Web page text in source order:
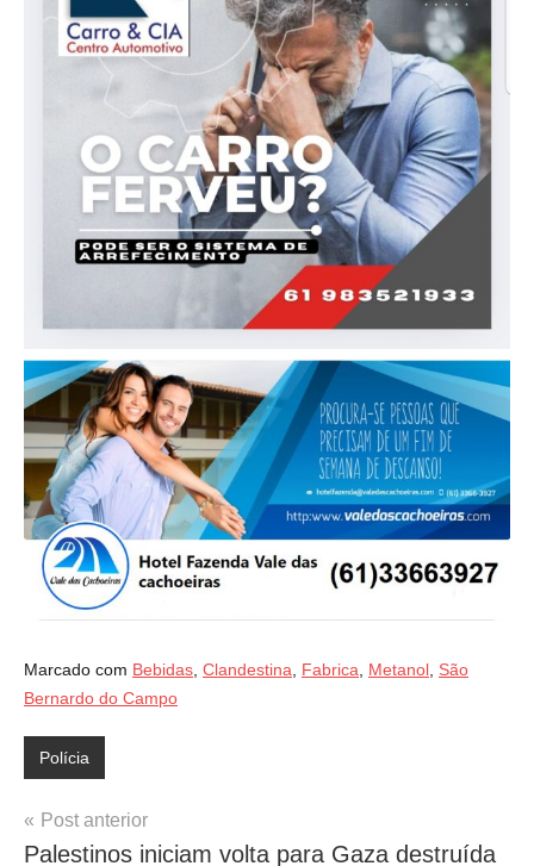
Marcado com Bebidas Clandestina Fabrica Metanol São
Bernardo do Campo
Polícia
Navegação
Post anterior
Palestinos iniciam volta para Gaza destruída